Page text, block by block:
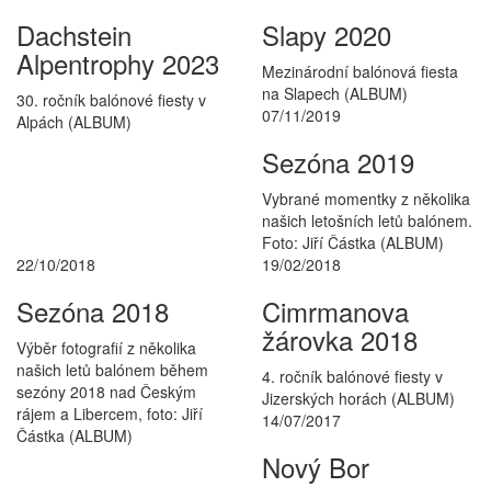
Dachstein
Alpentrophy 2023
30. ročník balónové fiesty v
Alpách (ALBUM)
Slapy 2020
Mezinárodní balónová fiesta
na Slapech (ALBUM)
07/11/2019
Sezóna 2019
Vybrané momentky z několika
našich letošních letů balónem.
Foto: Jiří Částka (ALBUM)
22/10/2018
Sezóna 2018
Výběr fotografií z několika
našich letů balónem během
sezóny 2018 nad Českým
rájem a Libercem, foto: Jiří
Částka (ALBUM)
19/02/2018
Cimrmanova
žárovka 2018
4. ročník balónové fiesty v
Jizerských horách (ALBUM)
14/07/2017
Nový Bor